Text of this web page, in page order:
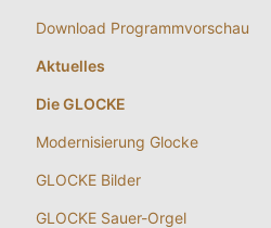
Download Programmvorschau
Aktuelles
Die GLOCKE
Modernisierung Glocke
GLOCKE Bilder
GLOCKE Sauer-Orgel